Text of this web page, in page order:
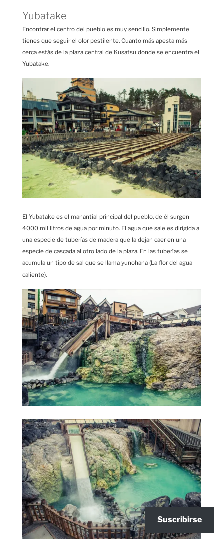
Yubatake
Encontrar el centro del pueblo es muy sencillo. Simplemente
tienes que seguir el olor pestilente. Cuanto más apesta más
cerca estás de la plaza central de Kusatsu donde se encuentra el
Yubatake.
El Yubatake es el manantial principal del pueblo, de él surgen
4000 mil litros de agua por minuto. El agua que sale es dirigida a
una especie de tuberías de madera que la dejan caer en una
especie de cascada al otro lado de la plaza. En las tuberías se
acumula un tipo de sal que se llama yunohana (La flor del agua
caliente).
Suscribirse